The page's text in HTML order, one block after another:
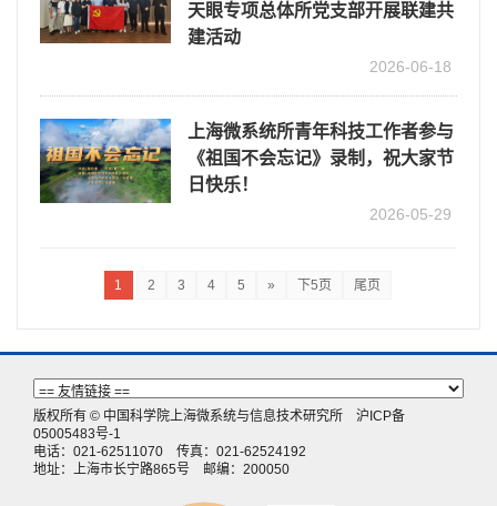
天眼专项总体所党支部开展联建共
建活动
2026-06-18
上海微系统所青年科技工作者参与
《祖国不会忘记》录制，祝大家节
日快乐！
2026-05-29
1 2 3 4 5 » 下5页 尾页
版权所有 © 中国科学院上海微系统与信息技术研究所 沪ICP备
05005483号-1
电话：021-62511070 传真：021-62524192
地址：上海市长宁路865号 邮编：200050